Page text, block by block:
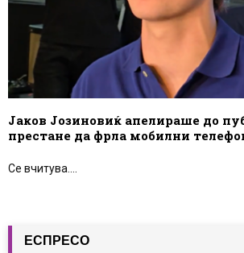
Јаков Јозиновиќ апелираше до
престане да фрла мобилни
Се вчитува....
ЕСПРЕСО